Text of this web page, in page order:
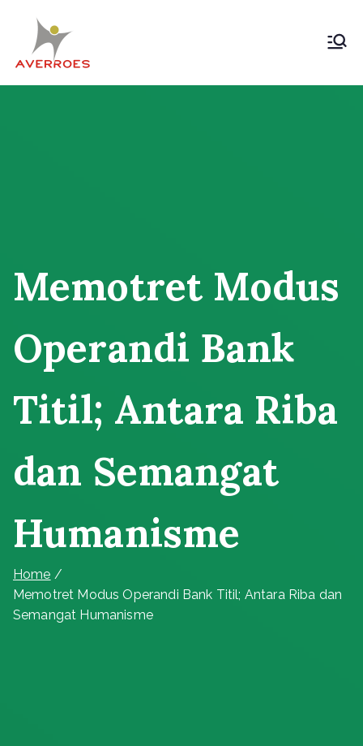
content
Memotret Modus
Operandi Bank
Titil; Antara Riba
dan Semangat
Humanisme
Home
Memotret Modus Operandi Bank Titil; Antara Riba dan
Semangat Humanisme